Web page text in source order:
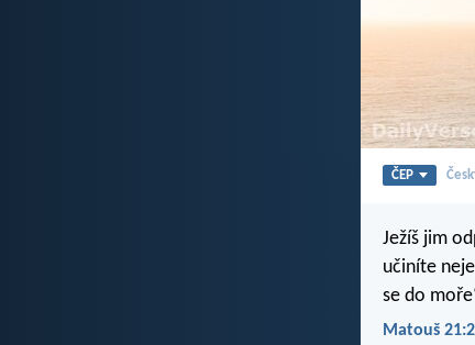
ČEP
Ježíš jim
učiníte
se do
Matouš